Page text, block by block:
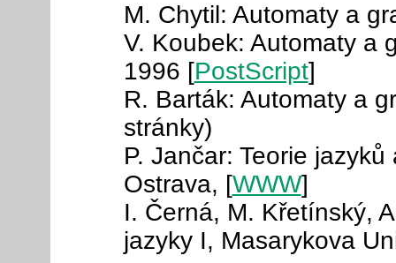
M. Chytil: Automaty a
V. Koubek: Automaty a
1996 [PostScript]
R. Barták: Automaty a
stránky)
P. Jančar: Teorie
Ostrava, [WWW]
I. Černá, M. Křetínský,
jazyky I, Masarykova